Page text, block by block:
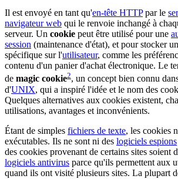
Il est envoyé en tant qu'en-tête HTTPpar le
navigateur web qui le renvoie inchangé à
serveur. Un cookie peut être utilisé pour une
session (maintenance d'état), et pour stocker
spécifique sur l'utilisateur, comme les
contenu d'un panier d'achat électronique. Le
de magic cookie2, un concept bien connu
d'UNIX, qui a inspiré l'idée et le nom des
Quelques alternatives aux cookies existent,
utilisations, avantages et inconvénients.
Étant de simples fichiers de texte, les cookies
exécutables. Ils ne sont ni des logiciels espions
des cookies provenant de certains sites soient
logiciels antivirus parce qu'ils permettent aux
quand ils ont visité plusieurs sites. La plupart